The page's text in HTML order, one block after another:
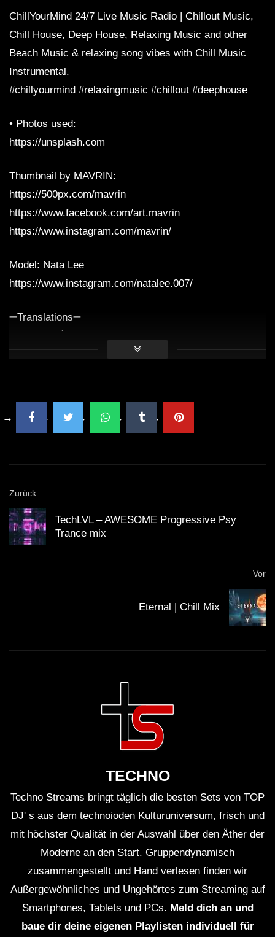
ChillYourMind 24/7 Live Music Radio | Chillout Music,
Chill House, Deep House, Relaxing Music and other
Beach Music & relaxing song vibes with Chill Music
Instrumental.
#chillyourmind #relaxingmusic #chillout #deephouse
• Photos used:
https://unsplash.com
Thumbnail by MAVRIN:
https://500px.com/mavrin
https://www.facebook.com/art.mavrin
https://www.instagram.com/mavrin/
Model: Nata Lee
https://www.instagram.com/natalee.007/
➖Translations➖
Sommer Playlist 2020 | Musik zum Chillen
летняя музыка 2020 | расслабляющие песни
Letnia Muzyka 2020 | Relaks Muzyka
ChillYourMind 🌴
Du solltest übrigens gerade weil die Künstler mit
direkt unterstützen. Viele Künstler haben die
dem Video kannst du z.B. den
unterstützen. Definitiv solltest Du Auftritte besuchen
und wenn Du einen Plattespieler hast, kaufe die besten
Zurück
TechLVL – AWESOME Progressive Psy
Trance mix
Vor
Eternal | Chill Mix
TECHNO
Techno Streams bringt täglich die besten Sets von TOP
DJ' s aus dem technoioden Kulturuniversum, frisch und
mit höchster Qualität in der Auswahl über den Äther der
Moderne an den Start. Gruppendynamisch
zusammengestellt und Hand verlesen finden wir
Außergewöhnliches und Ungehörtes zum Streaming auf
Smartphones, Tablets und PCs. Meld dich an und
baue dir deine eigenen Playlisten individuell für